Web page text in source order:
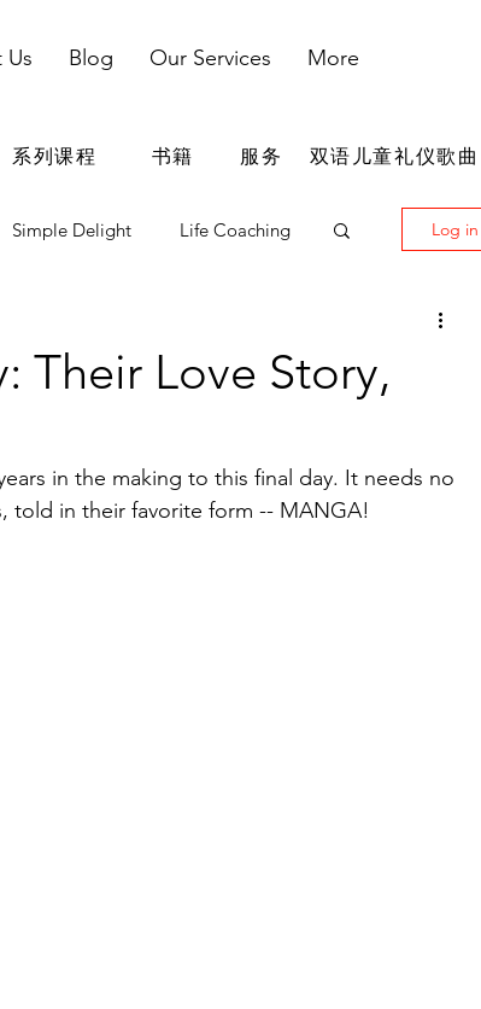
Us Blog Our Services More
系列课程 书籍 服务 双语儿童礼仪歌曲
Simple Delight Life Coaching
档 情商 疫情期间文章
Log
Their Love Story,
in the making to this final day. It needs no
told in their favorite form -- MANGA!